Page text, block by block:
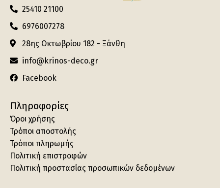
25410 21100
6976007278
28ης Οκτωβρίου 182 - Ξάνθη
info@krinos-deco.gr
Facebook
Πληροφορίες
Όροι χρήσης
Τρόποι αποστολής
Τρόποι πληρωμής
Πολιτική επιστροφών
Πολιτική προστασίας προσωπικών δεδομένων